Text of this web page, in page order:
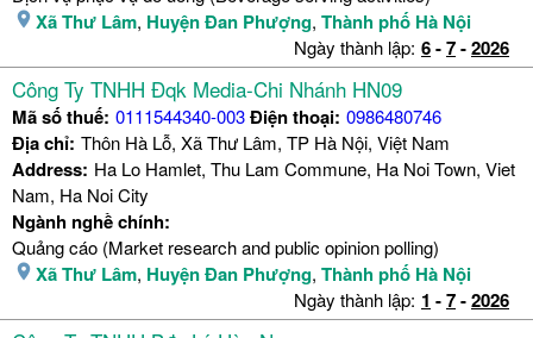
Xã Thư Lâm, Huyện Đan Phượng, Thành phố Hà Nội
Ngày thành lập: 6-7-2026
Công Ty TNHH Đqk Media-Chi Nhánh HN09
Mã số thuế: 0111544340-003Điện thoại: 0986480746
Địa chỉ: Thôn Hà Lỗ, Xã Thư Lâm, TP Hà Nội, Việt Nam
Address: Ha Lo Hamlet, Thu Lam Commune, Ha Noi Town, Viet
Nam, Ha Noi City
Ngành nghề chính:
Quảng cáo (Market research and public opinion polling)
Xã Thư Lâm, Huyện Đan Phượng, Thành phố Hà Nội
Ngày thành lập: 1 -7-2026